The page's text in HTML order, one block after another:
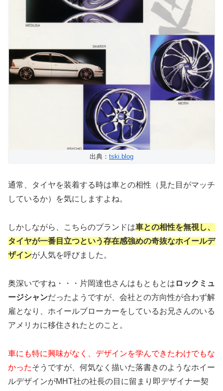
出典： tski.blog
通常、タイヤを装着する時は車との相性（見た目がマッチ
しているか）を気にしますよね。
しかしながら、こちらのブランドは車との相性を無視し、
タイヤが一番目立つという存在感強めの奇抜なホイールデ
ザインが人気を呼びました。
奥深いですね・・・片岡達也さんはもともとは ロックミュ
ージシャンだったようですが、会社との方向性が合わず解
雇となり、ホイールブローカーをしているお兄さんのいる
アメリカに移住されたとのこと。
車にも特に興味がなく、デザインを学んできたわけでもな
かったそうですが、何気なく描いた落書きのようなホイー
ルデザインがMHT社の社長の目に留まり即デザイナー契